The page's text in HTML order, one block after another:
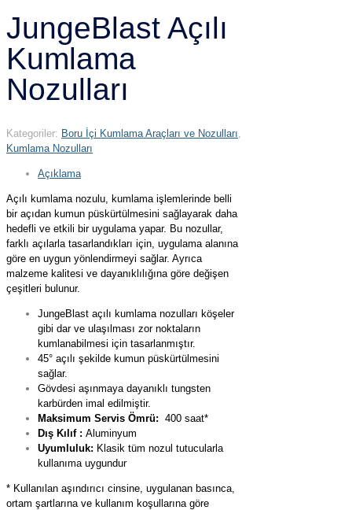
JungeBlast Açılı
Kumlama
Nozulları
Kategoriler: Boru İçi Kumlama Araçları ve Nozulları
Kumlama Nozulları
Açıklama
Açılı kumlama nozulu, kumlama işlemlerinde belli
bir açıdan kumun püskürtülmesini sağlayarak daha
hedefli ve etkili bir uygulama yapar. Bu nozullar,
farklı açılarla tasarlandıkları için, uygulama alanına
göre en uygun yönlendirmeyi sağlar. Ayrıca
malzeme kalitesi ve dayanıklılığına göre değişen
çeşitleri bulunur.
JungeBlast açılı kumlama nozulları köşeler
gibi dar ve ulaşılması zor noktaların
kumlanabilmesi için tasarlanmıştır.
45° açılı şekilde kumun püskürtülmesini
sağlar.
Gövdesi aşınmaya dayanıklı tungsten
karbürden imal edilmiştir.
Maksimum Servis Ömrü: 400 saat*
Dış Kılıf : Aluminyum
Uyumluluk: Klasik tüm nozul tutucularla
kullanıma uygundur
* Kullanılan aşındırıcı cinsine, uygulanan basınca,
ortam şartlarına ve kullanım koşullarına göre